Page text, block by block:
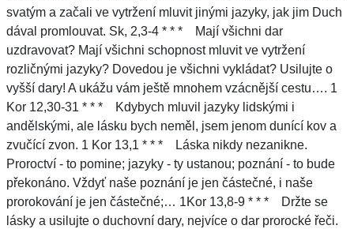
svatým a začali ve vytržení mluvit jinými jazyky, jak jim Duch
dával promlouvat. Sk, 2,3-4 * * * Mají všichni dar
uzdravovat? Mají všichni schopnost mluvit ve vytržení
rozličnými jazyky? Dovedou je všichni vykládat? Usilujte o
vyšší dary! A ukážu vám ještě mnohem vzácnější cestu…. 1
Kor 12,30-31 * * * Kdybych mluvil jazyky lidskými i
andělskými, ale lásku bych neměl, jsem jenom dunící kov a
zvučící zvon. 1 Kor 13,1 * * * Láska nikdy nezanikne.
Proroctví - to pomine; jazyky - ty ustanou; poznání - to bude
překonáno. Vždyť naše poznání je jen částečné, i naše
prorokování je jen částečné;… 1Kor 13,8-9 * * * Držte se
lásky a usilujte o duchovní dary, nejvíce o dar prorocké řeči.